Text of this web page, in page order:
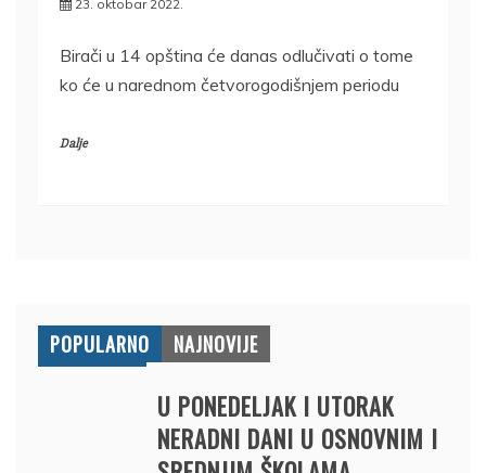
23. oktobar 2022.
Birači u 14 opština će danas odlučivati o tome
ko će u narednom četvorogodišnjem periodu
Dalje
POPULARNO NAJNOVIJE
U PONEDELJAK I UTORAK
NERADNI DANI U OSNOVNIM I